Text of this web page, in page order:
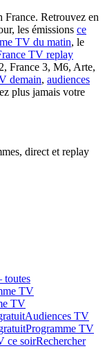
France. Retrouvez en
les émissions ce
TV du matin, le
TV replay
France 3, M6, Arte,
demain, audiences
plus jamais votre
direct et replay
TV
TV
Audiences TV
Programme TV
ce soirRechercher